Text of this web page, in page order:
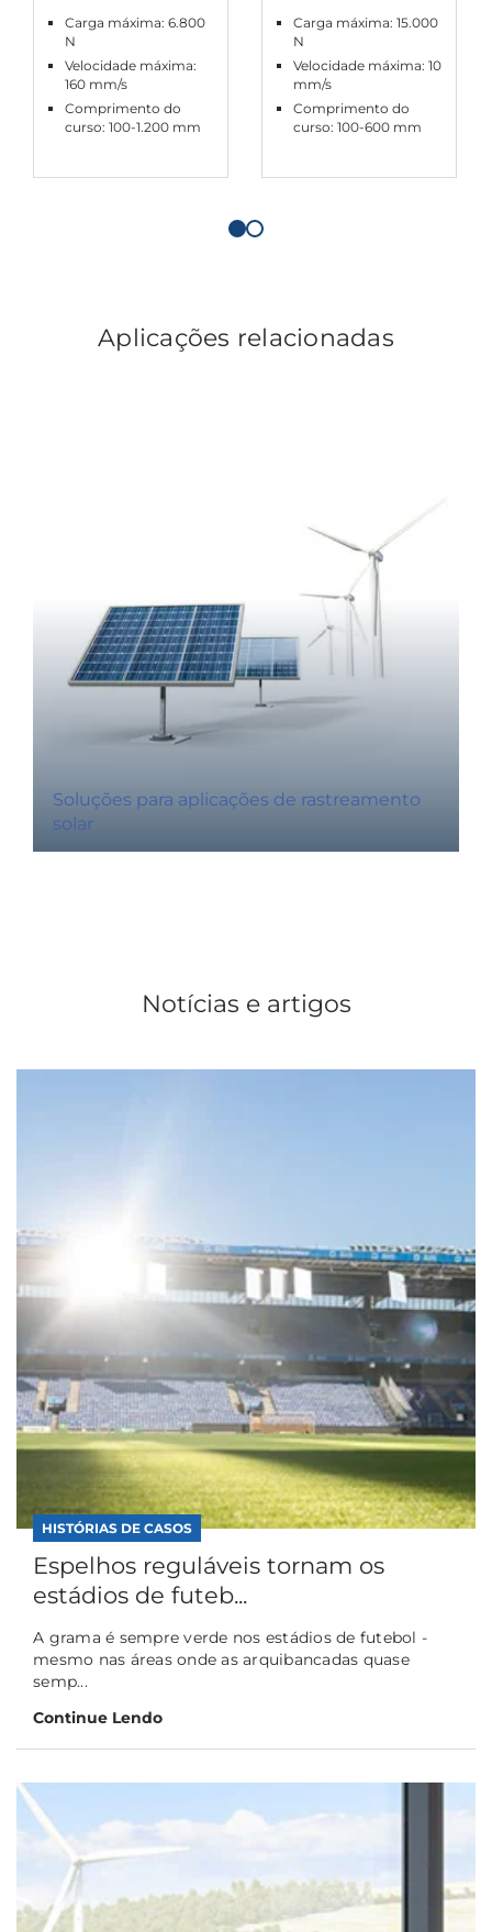
Carga máxima: 6.800
N
Velocidade máxima:
160 mm/s
Comprimento do
curso: 100-1.200 mm
Carga máxima: 15.000
N
Velocidade máxima: 10
mm/s
Comprimento do
curso: 100-600 mm
Aplicações relacionadas
Soluções para aplicações de rastreamento
solar
Notícias e artigos
HISTÓRIAS DE CASOS
Espelhos reguláveis tornam os
estádios de futeb...
A grama é sempre verde nos estádios de futebol -
mesmo nas áreas onde as arquibancadas quase
semp...
Continue Lendo